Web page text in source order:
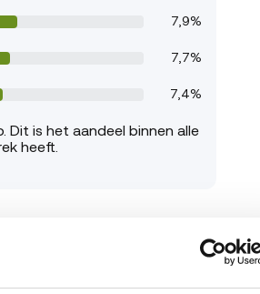
7,9%
7,7%
7,4%
Dit is het aandeel binnen alle
heeft.